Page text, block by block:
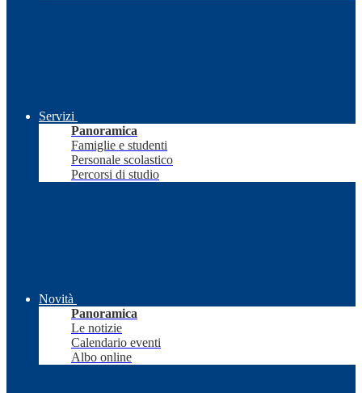
Servizi
Panoramica
Famiglie e studenti
Personale scolastico
Percorsi di studio
Novità
Panoramica
Le notizie
Calendario eventi
Albo online